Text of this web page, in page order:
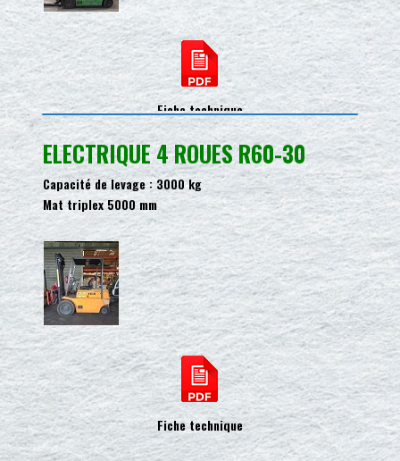
Fiche technique
ELECTRIQUE 4 ROUES R60-30
Capacité de levage : 3000 kg
Mat triplex 5000 mm
Fiche technique